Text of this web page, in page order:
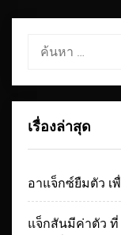
ค้นหา
เรื่องล่าสุด
อาแจ็กซ์ยืมตัว
แจ็กสันมีค่าตัว ที่